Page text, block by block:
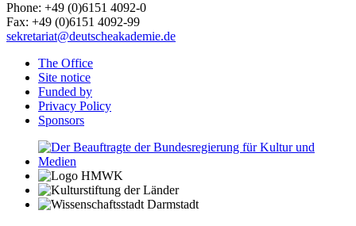
Phone: +49 (0)6151 4092-0
Fax: +49 (0)6151 4092-99
sekretariat@deutscheakademie.de
The Office
Site notice
Funded by
Privacy Policy
Sponsors